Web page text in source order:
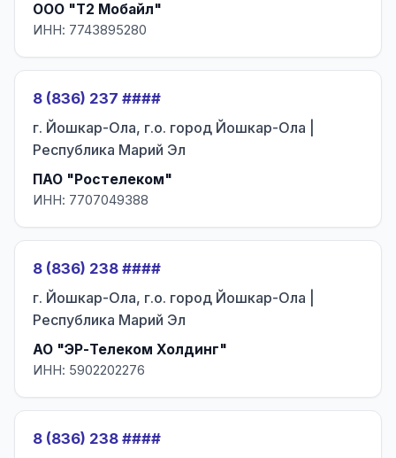
ООО "Т2 Мобайл"
ИНН: 7743895280
8 (836) 237 ####
г. Йошкар-Ола, г.о. город Йошкар-Ола |
Республика Марий Эл
ПАО "Ростелеком"
ИНН: 7707049388
8 (836) 238 ####
г. Йошкар-Ола, г.о. город Йошкар-Ола |
Республика Марий Эл
АО "ЭР-Телеком Холдинг"
ИНН: 5902202276
8 (836) 238 ####